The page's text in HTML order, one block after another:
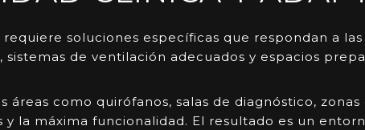
requiere soluciones específicas que respondan a
de ventilación adecuados y espacios
áreas como quirófanos, salas de diagnóstico,
la máxima funcionalidad. El resultado es un